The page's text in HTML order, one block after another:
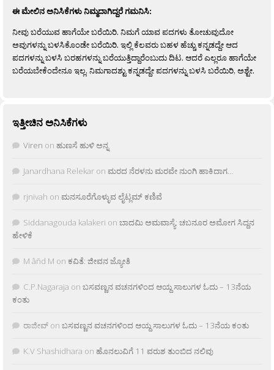
ಈ ಮೇಲಿನ ಅನಿಸಿಕೆಗಳು ನಿಮ್ಮದಾಗಿದ್ದರೆ ಗಮನಿಸಿ:
ನೀವು ಬರೆಯುವ ಹಾಗೆಯೇ ಬರೆಯಿರಿ. ನಿಮಗೆ ಯಾವ ಪದಗಳು ತೋಚುವುದೋ
ಅವುಗಳನ್ನು ಬಳಸಿಕೊಂಡೇ ಬರೆಯಿರಿ. ಇಲ್ಲಿ ಕೆಲವರು ಬಹಳ ಹೆಚ್ಚು ಕನ್ನಡದ್ದೇ ಆದ
ಪದಗಳನ್ನು ಬಳಸಿ ಬರಹಗಳನ್ನು ಬರೆಯುತ್ತಿದ್ದಾರೆಂಬುದು ದಿಟ. ಆದರೆ ಎಲ್ಲರೂ ಹಾಗೆಯೇ
ಬರೆಯಬೇಕೆಂದೇನೂ ಇಲ್ಲ. ನಿಮಗಾದಶ್ಟು ಕನ್ನಡದ್ದೇ ಪದಗಳನ್ನು ಬಳಸಿ ಬರೆಯಿರಿ, ಅಶ್ಟೇ.
ಇತ್ತೀಚಿನ ಅನಿಸಿಕೆಗಳು
Viren on ಹುಣಸೆ ಹುಳಿ ಅನ್ನ
Janardhana Relekar on ಮರದ ನೆರಳನು ಮರವೇ ನುಂಗಿ ಹಾಕಿದಾಗ…
rjnivah on ಮನಸೂರೆಗೊಳ್ಳುವ ಲೈಟ್ಲಮ್ ಕಣಿವೆ
Siddanagouda kalakeri on ಬಾದಮಿ ಅಮವಾಸ್ಯೆ: ಚಬನೂರ ಅಮೋಗ ಸಿದ್ದನ
ಹೇಳಿಕೆ
M âñd M on ಕವಿತೆ: ಜೀವನ ಜ್ಯೋತಿ
C.P.Nagaraja on ಬಸವಣ್ಣನ ವಚನಗಳಿಂದ ಆಯ್ದ ಸಾಲುಗಳ ಓದು – 13ನೆಯ
ಕಂತು
ರಾಜೀವ್ on ಬಸವಣ್ಣನ ವಚನಗಳಿಂದ ಆಯ್ದ ಸಾಲುಗಳ ಓದು – 13ನೆಯ ಕಂತು
K.V Shashidhara on ಹೊನಲುವಿಗೆ 11 ವರುಶ ತುಂಬಿದ ನಲಿವು